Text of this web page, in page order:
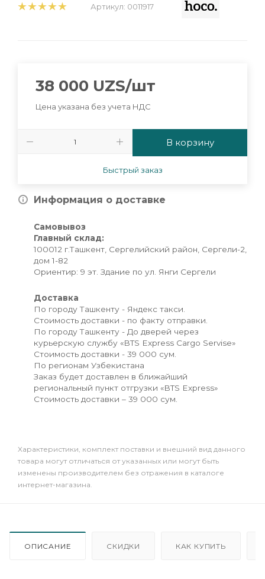
Артикул: 0011917
38 000 UZS/шт
Цена указана без учета НДС
В корзину
Быстрый заказ
Информация о доставке
Самовывоз
Главный склад:
100012 г.Ташкент, Сергелийский район, Сергели-2,
дом 1-82
Ориентир: 9 эт. Здание по ул. Янги Сергели
Доставка
По городу Ташкенту - Яндекс такси.
Стоимость доставки - по факту отправки.
По городу Ташкенту - До дверей через
курьерскую службу «BTS Express Cargo Servise»
Стоимость доставки - 39 000 сум.
По регионам Узбекистана
Заказ будет доставлен в ближайший
региональный пункт отгрузки «BTS Express»
Стоимость доставки – 39 000 сум.
Xарактеристики, комплект поставки и внешний вид данного
товара могут отличаться от указанных или могут быть
изменены производителем без отражения в каталоге
интернет-магазина.
ОПИСАНИЕ СКИДКИ КАК КУПИТЬ